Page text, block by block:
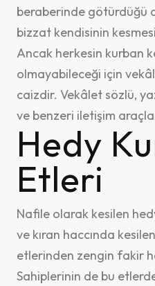
beraberinde götürdüğü
bizzat kendisinin
Ancak herkesin kurban
olmayabileceği için
caizdir. Vekâlet sözlü,
ve benzeri iletişim
Hedy
Etleri
Nafile olarak kesilen
ve kıran haccında
etlerinden zengin fakir
Sahiplerinin de bu